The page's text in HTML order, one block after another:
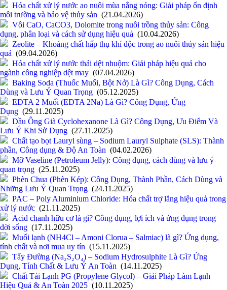
Hóa chất xử lý nước ao nuôi mùa nắng nóng: Giải pháp ổn định
môi trường và bảo vệ thủy sản (21.04.2026)
Vôi CaO, CaCO3, Dolomite trong nuôi trồng thủy sản: Công
dụng, phân loại và cách sử dụng hiệu quả (10.04.2026)
Zeolite – Khoáng chất hấp thụ khí độc trong ao nuôi thủy sản hiệu
quả (09.04.2026)
Hóa chất xử lý nước thải dệt nhuộm: Giải pháp hiệu quả cho
ngành công nghiệp dệt may (07.04.2026)
Baking Soda (Thuốc Muối, Bột Nở) Là Gì? Công Dụng, Cách
Dùng và Lưu Ý Quan Trọng (05.12.2025)
EDTA 2 Muối (EDTA 2Na) Là Gì? Công Dụng, Ứng
Dụng (29.11.2025)
Dầu Ông Già Cyclohexanone Là Gì? Công Dụng, Ưu Điểm Và
Lưu Ý Khi Sử Dụng (27.11.2025)
Chất tạo bọt Lauryl sùng – Sodium Lauryl Sulphate (SLS): Thành
phần, Công dụng & Độ An Toàn (04.02.2026)
Mỡ Vaseline (Petroleum Jelly): Công dụng, cách dùng và lưu ý
quan trọng (25.11.2025)
Phèn Chua (Phèn Kép): Công Dụng, Thành Phần, Cách Dùng và
Những Lưu Ý Quan Trọng (24.11.2025)
PAC – Poly Aluminium Chloride: Hóa chất trợ lắng hiệu quả trong
xử lý nước (21.11.2025)
Acid chanh hữu cơ là gì? Công dụng, lợi ích và ứng dụng trong
đời sống (17.11.2025)
Muối lạnh (NH4Cl – Amoni Clorua – Salmiac) là gì? Ứng dụng,
tính chất và nơi mua uy tín (15.11.2025)
Tẩy Đường (Na₂S₂O₄) – Sodium Hydrosulphite Là Gì? Ứng
Dụng, Tính Chất & Lưu Ý An Toàn (14.11.2025)
Chất Tải Lạnh PG (Propylene Glycol) – Giải Pháp Làm Lạnh
Hiệu Quả & An Toàn 2025 (10.11.2025)